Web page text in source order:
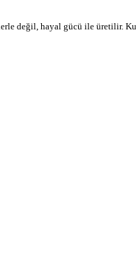
değil, hayal gücü ile üretilir.